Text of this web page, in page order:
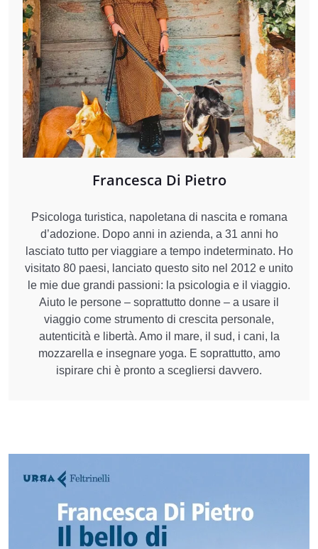
Francesca Di Pietro
Psicologa turistica, napoletana di nascita e romana
d’adozione. Dopo anni in azienda, a 31 anni ho
lasciato tutto per viaggiare a tempo indeterminato. Ho
visitato 80 paesi, lanciato questo sito nel 2012 e unito
le mie due grandi passioni: la psicologia e il viaggio.
Aiuto le persone – soprattutto donne – a usare il
viaggio come strumento di crescita personale,
autenticità e libertà. Amo il mare, il sud, i cani, la
mozzarella e insegnare yoga. E soprattutto, amo
ispirare chi è pronto a scegliersi davvero.